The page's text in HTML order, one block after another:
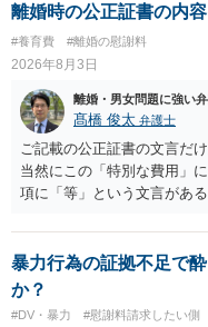
離婚時の公正証書の内
#養育費 #離婚の慰謝料
2026年8月3日
離婚・男女問題に強い
髙橋 俊太 弁護士
ご記載の公正証書の文言だ
当然にこの「特別な費用」
項に「等」という文言があ
れていますので、通常は、
療費その他これに類する特
です。したがって、大学の
ついてまで、「この条項が
暴力行為の証拠不足で
か？
#DV・暴力 #慰謝料請求したい側